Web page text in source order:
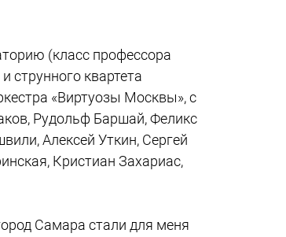
(класс профессора
квартета
«Виртуозы Москвы», с
Рудольф Баршай, Феликс
Алексей Уткин, Сергей
Кристиан Захариас,
Самара стали для меня